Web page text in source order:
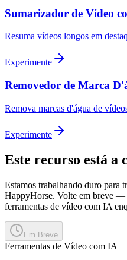
Sumarizador de Vídeo
Resuma vídeos longos em
Experimente
Removedor de Marca
Remova marcas d'água de
Experimente
Este recurso está a
Estamos trabalhando duro para
HappyHorse. Volte em breve —
ferramentas de vídeo com IA
Em Breve
Ferramentas de Vídeo com IA